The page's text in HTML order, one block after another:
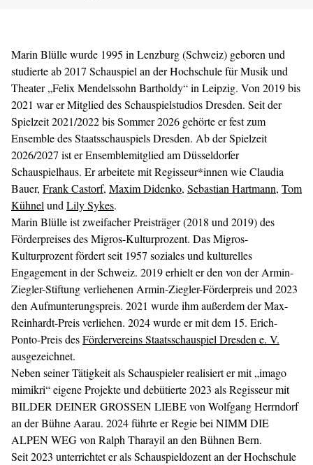
Marin Blülle wurde 1995 in Lenzburg (Schweiz) geboren und
studierte ab 2017 Schauspiel an der Hochschule für Musik und
Theater „Felix Mendelssohn Bartholdy“ in Leipzig. Von 2019 bis
2021 war er Mitglied des Schauspielstudios Dresden. Seit der
Spielzeit 2021/2022 bis Sommer 2026 gehörte er fest zum
Ensemble des Staatsschauspiels Dresden. Ab der Spielzeit
2026/2027 ist er Ensemblemitglied am Düsseldorfer
Schauspielhaus. Er arbeitete mit Regisseur*innen wie Claudia
Bauer, Frank Castorf, Maxim Didenko, Sebastian Hartmann, Tom
Kühnel und Lily Sykes.
Marin Blülle ist zweifacher Preisträger (2018 und 2019) des
Förderpreises des Migros-Kulturprozent. Das Migros-
Kulturprozent fördert seit 1957 soziales und kulturelles
Engagement in der Schweiz. 2019 erhielt er den von der Armin-
Ziegler-Stiftung verliehenen Armin-Ziegler-Förderpreis und 2023
den Aufmunterungspreis. 2021 wurde ihm außerdem der Max-
Reinhardt-Preis verliehen. 2024 wurde er mit dem 15. Erich-
Ponto-Preis desFördervereins Staatsschauspiel Dresden e. V.
ausgezeichnet.
Neben seiner Tätigkeit als Schauspieler realisiert er mit „imago
mimikri“ eigene Projekte und debütierte 2023 als Regisseur mit
BILDER DEINER GROSSEN LIEBE von Wolfgang Herrndorf
an der Bühne Aarau. 2024 führte er Regie bei NIMM DIE
ALPEN WEG von Ralph Tharayil an den Bühnen Bern.
Seit 2023 unterrichtet er als Schauspieldozent an der Hochschule